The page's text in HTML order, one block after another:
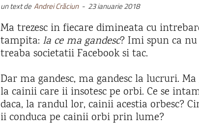
un text de Andrei Crăciun - 23 ianuarie 2018
Ma trezesc in fiecare dimineata cu
tampita: la ce ma gandesc? Imi spun ca nu
treaba societatii Facebook si tac.
Dar ma gandesc, ma gandesc la lucruri. Ma
la cainii care ii insotesc pe orbi. Ce se
daca, la randul lor, cainii acestia orbesc?
ii conduca pe cainii orbi prin lume?